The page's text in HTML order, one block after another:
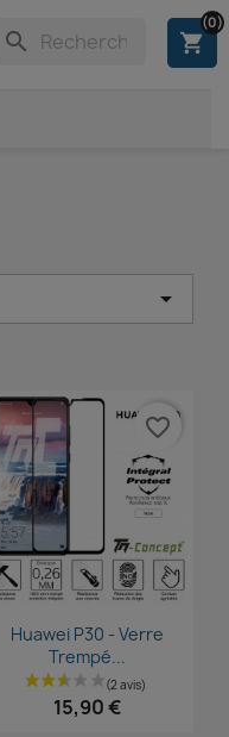
shopping_cart
(0)
search

Aperçu rapide
Huawei P30 - Verre
Trempé...
15,90 €
favorite_border